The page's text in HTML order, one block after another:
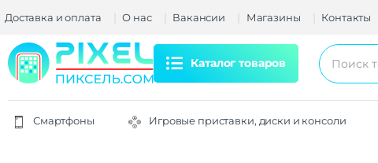
Доставка и оплата О нас Вакансии Магазины Контакты
Каталог товаров
Смартфоны Игровые приставки, диски и консоли